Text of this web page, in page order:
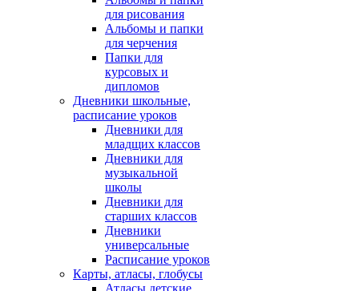
для рисования
Альбомы и папки
для черчения
Папки для
курсовых и
дипломов
Дневники школьные,
расписание уроков
Дневники для
младщих классов
Дневники для
музыкальной
школы
Дневники для
старших классов
Дневники
универсальные
Расписание уроков
Карты, атласы, глобусы
Атласы детские